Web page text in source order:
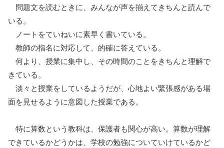
問題文を読むときに、みんなが声を揃えてきちんと読んで
いる。
ノートをていねいに素早く書いている。
教師の指名に対応して、的確に答えている。
何より、授業に集中し、その時間のことをきちんと理解で
きている。
淡々と授業をしているようだが、心地よい緊張感がある場
面を見せるように意図した授業である。
特に算数という教科は、保護者も関心が高い。算数が理解
できているかどうかは、学校の勉強についていけているかど